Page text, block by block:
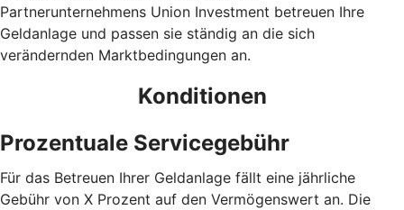
Partnerunternehmens Union Investment betreuen Ihre
Geldanlage und passen sie ständig an die sich
verändernden Marktbedingungen an.
Konditionen
Prozentuale Servicegebühr
Für das Betreuen Ihrer Geldanlage fällt eine jährliche
Gebühr von X Prozent auf den Vermögenswert an. Die